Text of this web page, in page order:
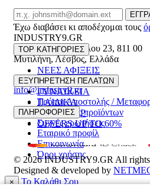
Email
Έχω διαβάσει κι αποδέχομαι τους
INDUSTRY9.GR
Ελευθέριου Βενιζέλου 23, 811 00
Μυτιλήνη,Λέσβος,Ελλάδα
22510 55629
info@industry9.gr
TOP ΚΑΤΗΓΟΡΙΕΣ
ΝΕΕΣ ΑΦΙΞΕΙΣ
ΑΝΔΡΙΚΑ
ΓΥΝΑΙΚΕΙΑ
ΠΑΙΔΙΚΑ
ΑΞΕΣΟΥΑΡ
OFFERS UP TO 60%
ΕΞΥΠΗΡΕΤΗΣΗ ΠΕΛΑΤΩΝ
Τρόποι Αποστολής /
Επιστροφές προϊόντων
Συχνές ερωτήσεις
ΠΛΗΡΟΦΟΡΙΕΣ
Εταιρικό προφίλ
Επικοινωνία
Όροι χρήσης
© 2026INDUSTRY9.GR All
Designed & developed by
× Το Καλάθι Σου